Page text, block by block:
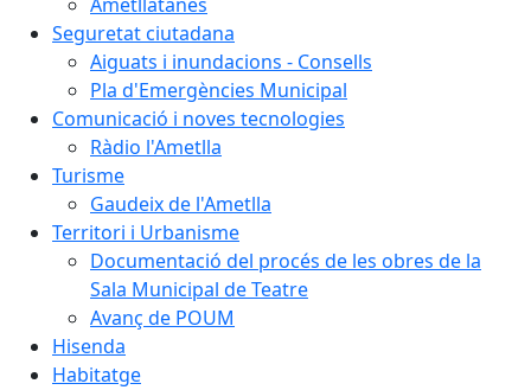
Ametllatanes
Seguretat ciutadana
Aiguats i inundacions - Consells
Pla d'Emergències Municipal
Comunicació i noves tecnologies
Ràdio l'Ametlla
Turisme
Gaudeix de l'Ametlla
Territori i Urbanisme
Documentació del procés de les obres de la
Sala Municipal de Teatre
Avanç de POUM
Hisenda
Habitatge